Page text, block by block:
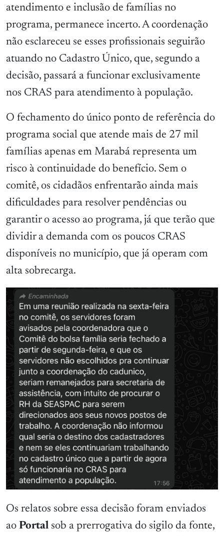
atendimento e inclusão de famílias no
programa, permanece incerto. A coordenação
não esclareceu se esses profissionais seguirão
atuando no Cadastro Único, que, segundo a
decisão, passará a funcionar exclusivamente
nos CRAS para atendimento à população.
O fechamento do único ponto de referência do
programa social que atende mais de 27 mil
famílias apenas em Marabá representa um
risco à continuidade do benefício. Sem o
comitê, os cidadãos enfrentarão ainda mais
dificuldades para resolver pendências ou
garantir o acesso ao programa, já que terão que
dividir a demanda com os poucos CRAS
disponíveis no município, que já operam com
alta sobrecarga.
Os relatos sobre essa decisão foram enviados
ao Portal sob a prerrogativa do sigilo da fonte,